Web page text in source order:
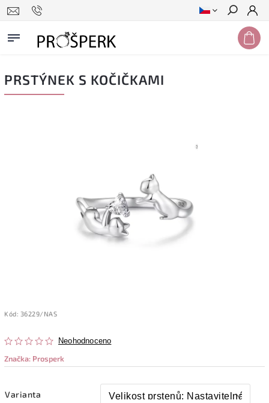
Hledat
PRSTÝNEK S KOČIČKAMI
Kód: 36229/NAS
Neohodnoceno
Značka: Prosperk
Varianta